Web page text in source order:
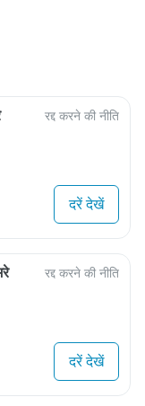
रद्द करने की नीति
दरें देखें
रद्द करने की नीति
दरें देखें